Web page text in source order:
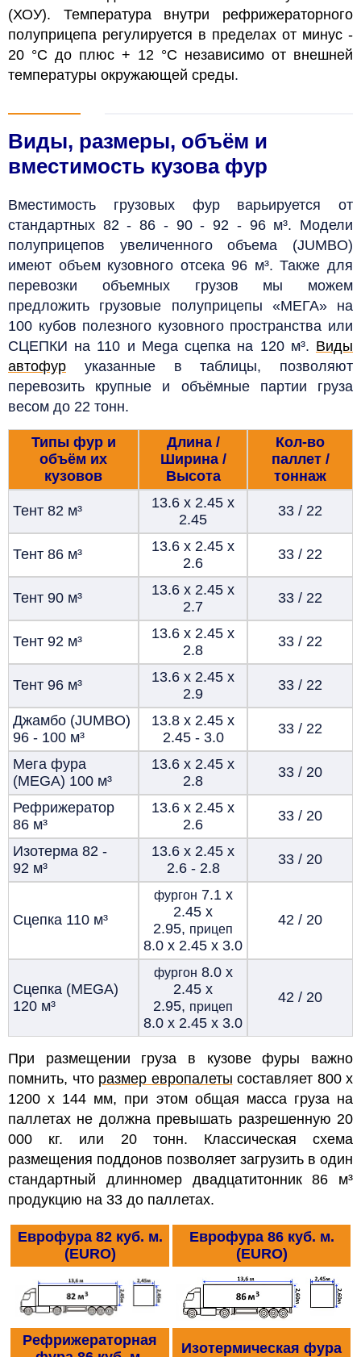
(ХОУ). Температура внутри рефрижераторного
полуприцепа регулируется в пределах от минус -
20 °C до плюс + 12 °C независимо от внешней
температуры окружающей среды.
Виды, размеры, объём и
вместимость кузова фур
Вместимость грузовых фур варьируется от
стандартных 82 - 86 - 90 - 92 - 96 м³. Модели
полуприцепов увеличенного объема (JUMBO)
имеют объем кузовного отсека 96 м³. Также для
перевозки объемных грузов мы можем
предложить грузовые полуприцепы «МЕГА» на
100 кубов полезного кузовного пространства или
СЦЕПКИ на 110 и Mega сцепка на 120 м³. Виды
автофур указанные в таблицы, позволяют
перевозить крупные и объёмные партии груза
весом до 22 тонн.
Типы фур и
объём их
кузовов
Длина /
Ширина /
Высота
Кол-во
паллет /
тоннаж
Тент 82 м³
13.6 х 2.45 х
2.45
33 / 22
Тент 86 м³
13.6 х 2.45 х
2.6
33 / 22
Тент 90 м³
13.6 х 2.45 х
2.7
33 / 22
Тент 92 м³
13.6 х 2.45 х
2.8
33 / 22
Тент 96 м³
13.6 х 2.45 х
2.9
33 / 22
Джамбо (JUMBO)
96 - 100 м³
13.8 х 2.45 х
2.45 - 3.0
33 / 22
Мега фура
(MEGA) 100 м³
13.6 х 2.45 х
2.8
33 / 20
Рефрижератор
86 м³
13.6 х 2.45 х
2.6
33 / 20
Изотерма 82 -
92 м³
13.6 х 2.45 х
2.6 - 2.8
33 / 20
Сцепка 110 м³
фургон 7.1 х
2.45 х
2.95, прицеп
8.0 х 2.45 х 3.0
42 / 20
Сцепка (MEGA)
120 м³
фургон 8.0 х
2.45 х
2.95, прицеп
8.0 х 2.45 х 3.0
42 / 20
При размещении груза в кузове фуры важно
помнить, что размер европалеты составляет 800 х
1200 х 144 мм, при этом общая масса груза на
паллетах не должна превышать разрешенную 20
000 кг. или 20 тонн. Классическая схема
размещения поддонов позволяет загрузить в один
стандартный длинномер двадцатитонник 86 м³
продукцию на 33 до паллетах.
Еврофура 82 куб. м.
(EURO)
Еврофура 86 куб. м.
(EURO)
Рефрижераторная
Изотермическая фура